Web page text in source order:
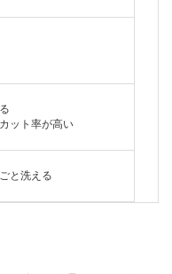
ット率が高い
と洗える